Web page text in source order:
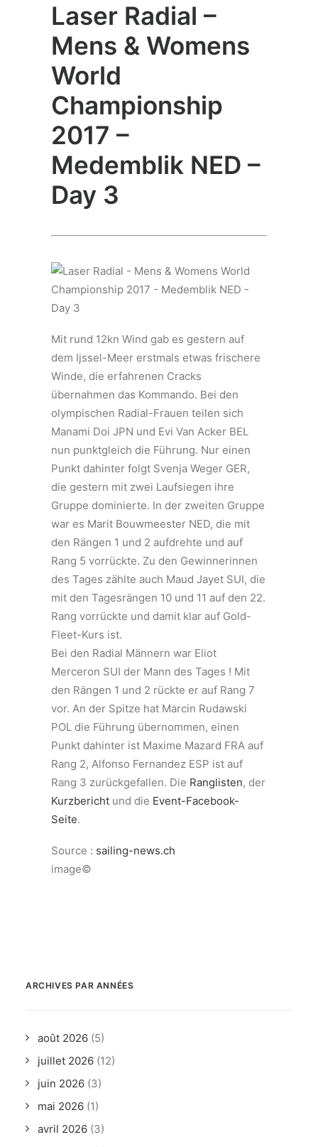
Laser Radial –
Mens & Womens
World
Championship
2017 –
Medemblik NED –
Day 3
Mit rund 12kn Wind gab es gestern auf
dem Ijssel-Meer erstmals etwas frischere
Winde, die erfahrenen Cracks
übernahmen das Kommando. Bei den
olympischen Radial-Frauen teilen sich
Manami Doi JPN und Evi Van Acker BEL
nun punktgleich die Führung. Nur einen
Punkt dahinter folgt Svenja Weger GER,
die gestern mit zwei Laufsiegen ihre
Gruppe dominierte. In der zweiten Gruppe
war es Marit Bouwmeester NED, die mit
den Rängen 1 und 2 aufdrehte und auf
Rang 5 vorrückte. Zu den Gewinnerinnen
des Tages zählte auch Maud Jayet SUI, die
mit den Tagesrängen 10 und 11 auf den 22.
Rang vorrückte und damit klar auf Gold-
Fleet-Kurs ist.
Bei den Radial Männern war Eliot
Merceron SUI der Mann des Tages ! Mit
den Rängen 1 und 2 rückte er auf Rang 7
vor. An der Spitze hat Marcin Rudawski
POL die Führung übernommen, einen
Punkt dahinter ist Maxime Mazard FRA auf
Rang 2, Alfonso Fernandez ESP ist auf
Rang 3 zurückgefallen. Die Ranglisten, der
Kurzbericht und die Event-Facebook-
Seite.
Source : sailing-news.ch
image©
ARCHIVES PAR ANNÉES
août 2026 (5)
juillet 2026 (12)
juin 2026 (3)
mai 2026 (1)
avril 2026 (3)